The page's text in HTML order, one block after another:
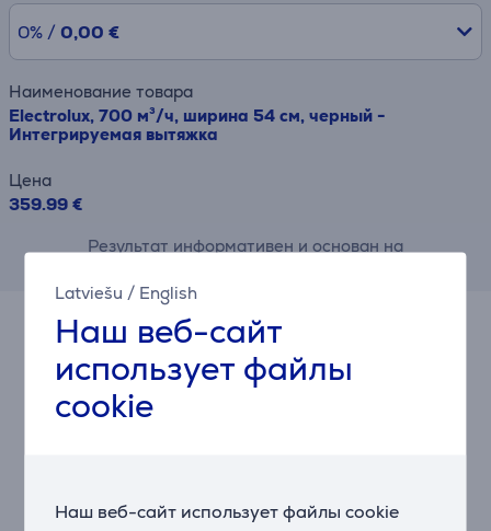
Latviešu / English
Наш веб-сайт
использует файлы
cookie
Наш веб-сайт использует файлы cookie
0% / 0,00 €
Наименование товара
Electrolux, 700 м³/ч, ширина 54 см, черный -
Интегрируемая вытяжка
Цена
359.99 €
Результат информативен и основан на
Подходящие товары